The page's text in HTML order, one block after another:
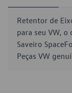
Retentor de
para seu VW,
Saveiro
Peças VW